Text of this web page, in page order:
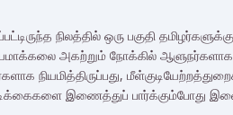
நிலத்தில் ஒரு பகுதி தமிழர்களுக்கு
அகற்றும் நோக்கில்
நியமித்திருப்பது,
இணைத்துப் பார்க்கும்போது